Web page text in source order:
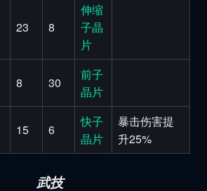
23 8
伸缩
子晶
片
8 30
前子
晶片
15 6
快子
晶片
暴击伤害提
升25%
武技